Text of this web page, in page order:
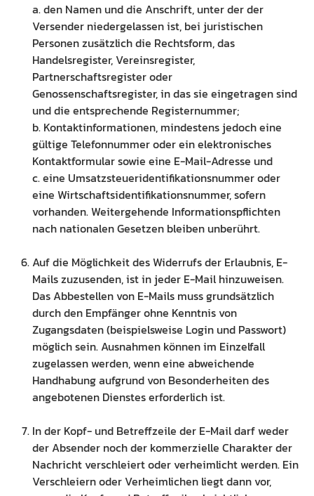
a. den Namen und die Anschrift, unter der der
Versender niedergelassen ist, bei juristischen
Personen zusätzlich die Rechtsform, das
Handelsregister, Vereinsregister,
Partnerschaftsregister oder
Genossenschaftsregister, in das sie eingetragen sind
und die entsprechende Registernummer;
b. Kontaktinformationen, mindestens jedoch eine
gültige Telefonnummer oder ein elektronisches
Kontaktformular sowie eine E-Mail-Adresse und
c. eine Umsatzsteueridentifikationsnummer oder
eine Wirtschaftsidentifikationsnummer, sofern
vorhanden. Weitergehende Informationspflichten
nach nationalen Gesetzen bleiben unberührt.
Auf die Möglichkeit des Widerrufs der Erlaubnis, E-
Mails zuzusenden, ist in jeder E-Mail hinzuweisen.
Das Abbestellen von E-Mails muss grundsätzlich
durch den Empfänger ohne Kenntnis von
Zugangsdaten (beispielsweise Login und Passwort)
möglich sein. Ausnahmen können im Einzelfall
zugelassen werden, wenn eine abweichende
Handhabung aufgrund von Besonderheiten des
angebotenen Dienstes erforderlich ist.
In der Kopf- und Betreffzeile der E-Mail darf weder
der Absender noch der kommerzielle Charakter der
Nachricht verschleiert oder verheimlicht werden. Ein
Verschleiern oder Verheimlichen liegt dann vor,